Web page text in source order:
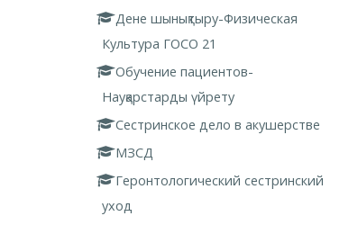
Дене шынықтыру-Физическая
Культура ГОСО 21
Обучение пациентов-
Науқарстарды үйрету
Сестринское дело в акушерстве
МЗСД
Геронтологический сестринский
уход